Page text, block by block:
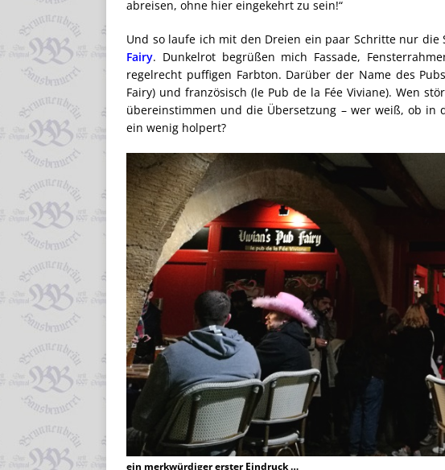
abreisen, ohne hier eingekehrt zu sein!“
Und so laufe ich mit den Dreien ein paar Schritte nur die
Fairy. Dunkelrot begrüßen mich Fassade,
regelrecht puffigen Farbton. Darüber der Name des
Fairy) und französisch (le Pub de la Fée Viviane). Wen
übereinstimmen und die Übersetzung – wer weiß, ob
ein wenig holpert?
ein merkwürdiger erster Eindruck …